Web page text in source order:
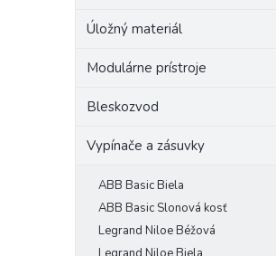
Úložný materiál
Modulárne prístroje
Bleskozvod
Vypínače a zásuvky
ABB Basic Biela
ABB Basic Slonová kosť
Legrand Niloe Béžová